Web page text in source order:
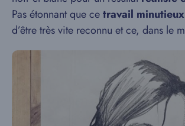
Pas étonnant que cetravail minutieux
d’être très vite reconnu et ce, dans le